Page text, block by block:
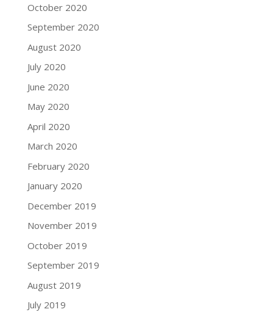
October 2020
September 2020
August 2020
July 2020
June 2020
May 2020
April 2020
March 2020
February 2020
January 2020
December 2019
November 2019
October 2019
September 2019
August 2019
July 2019